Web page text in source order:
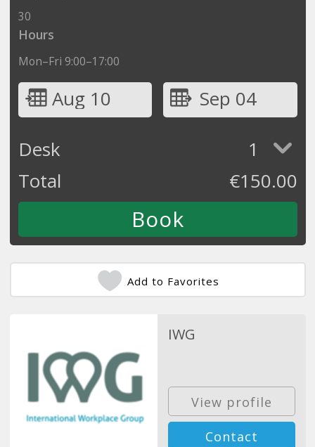
30
Hours
Mon–Fri 9:00–17:00
Aug 10
Sep 04
Desk
1
Total
€150.00
Add to Favorites
IWG
View profile
Contact